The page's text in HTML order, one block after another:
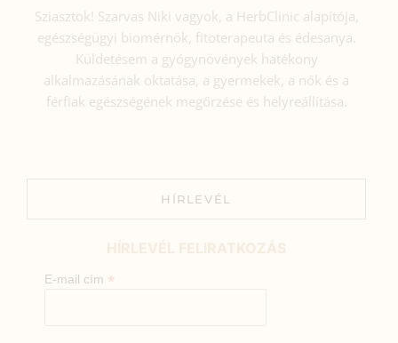
Sziasztok! Szarvas Niki vagyok, a HerbClinic alapítója,
egészségügyi biomérnök, fitoterapeuta és édesanya.
Küldetésem a gyógynövények hatékony
alkalmazásának oktatása, a gyermekek, a nők és a
férfiak egészségének megőrzése és helyreállítása.
HÍRLEVÉL
E-mail cím *